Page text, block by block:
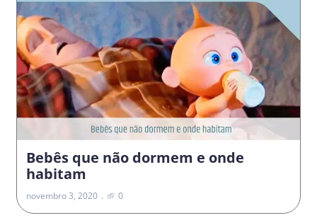
Bebês que não dormem e onde
habitam
novembro 3, 2020 0